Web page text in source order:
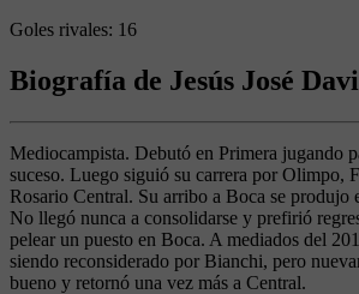
Goles rivales: 16
Biografía de Jesús José
Mediocampista. Debutó en Primera jugando
suceso. Luego siguió su carrera por Olimpo,
Rosario Central. Su arribo a Boca se produjo
No llegó nunca a consolidarse y prefirió
pelear un puesto en Boca. A mediados del
siendo reconsiderado por Bianchi, pero
bueno y retornó una vez más a Central.